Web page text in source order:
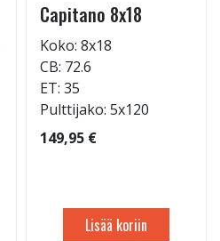
Capitano 8x18
Koko: 8x18
CB: 72.6
ET: 35
Pulttijako: 5x120
149,95 €
Lisää koriin